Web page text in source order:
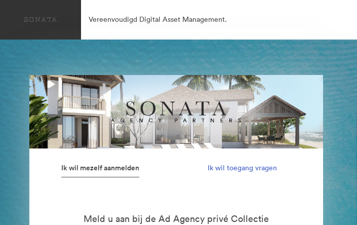
Vereenvoudigd Digital Asset Management.
Ik wil mezelf aanmelden Ik wil toegang vragen
Meld u aan bij de Ad Agency privé Collectie